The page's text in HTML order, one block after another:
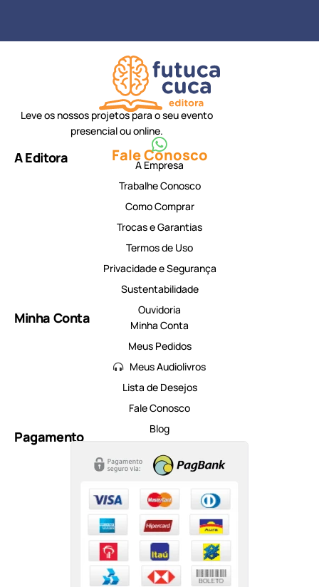
Leve os nossos projetos para o seu evento
presencial ou online.
Fale Conosco
A Editora
A Empresa
Trabalhe Conosco
Como Comprar
Trocas e Garantias
Termos de Uso
Privacidade e Segurança
Sustentabilidade
Ouvidoria
Minha Conta
Minha Conta
Meus Pedidos
Meus Audiolivros
Lista de Desejos
Fale Conosco
Blog
Pagamento